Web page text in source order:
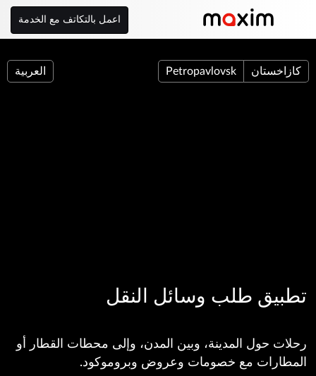
اعمل بالتكاتف مع الخدمة
كازاخستان Petropavlovsk العربية
تطبيق طلب وسائل النقل
رحلات حول المدينة، وبين المدن، وإلى محطات القطار أو
المطارات مع خصومات وعروض وبروموكود.